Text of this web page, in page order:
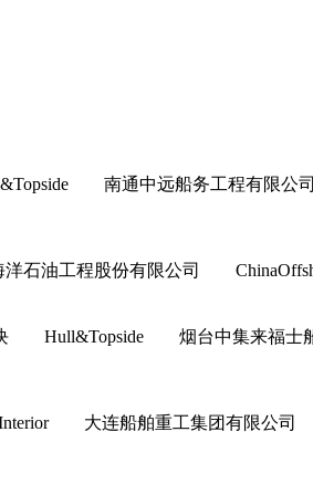
南通中远船务工程有限
石油工程股份有限公司
部模块 Hull&Topside 烟台中集来福
大连船舶重工集团有限公